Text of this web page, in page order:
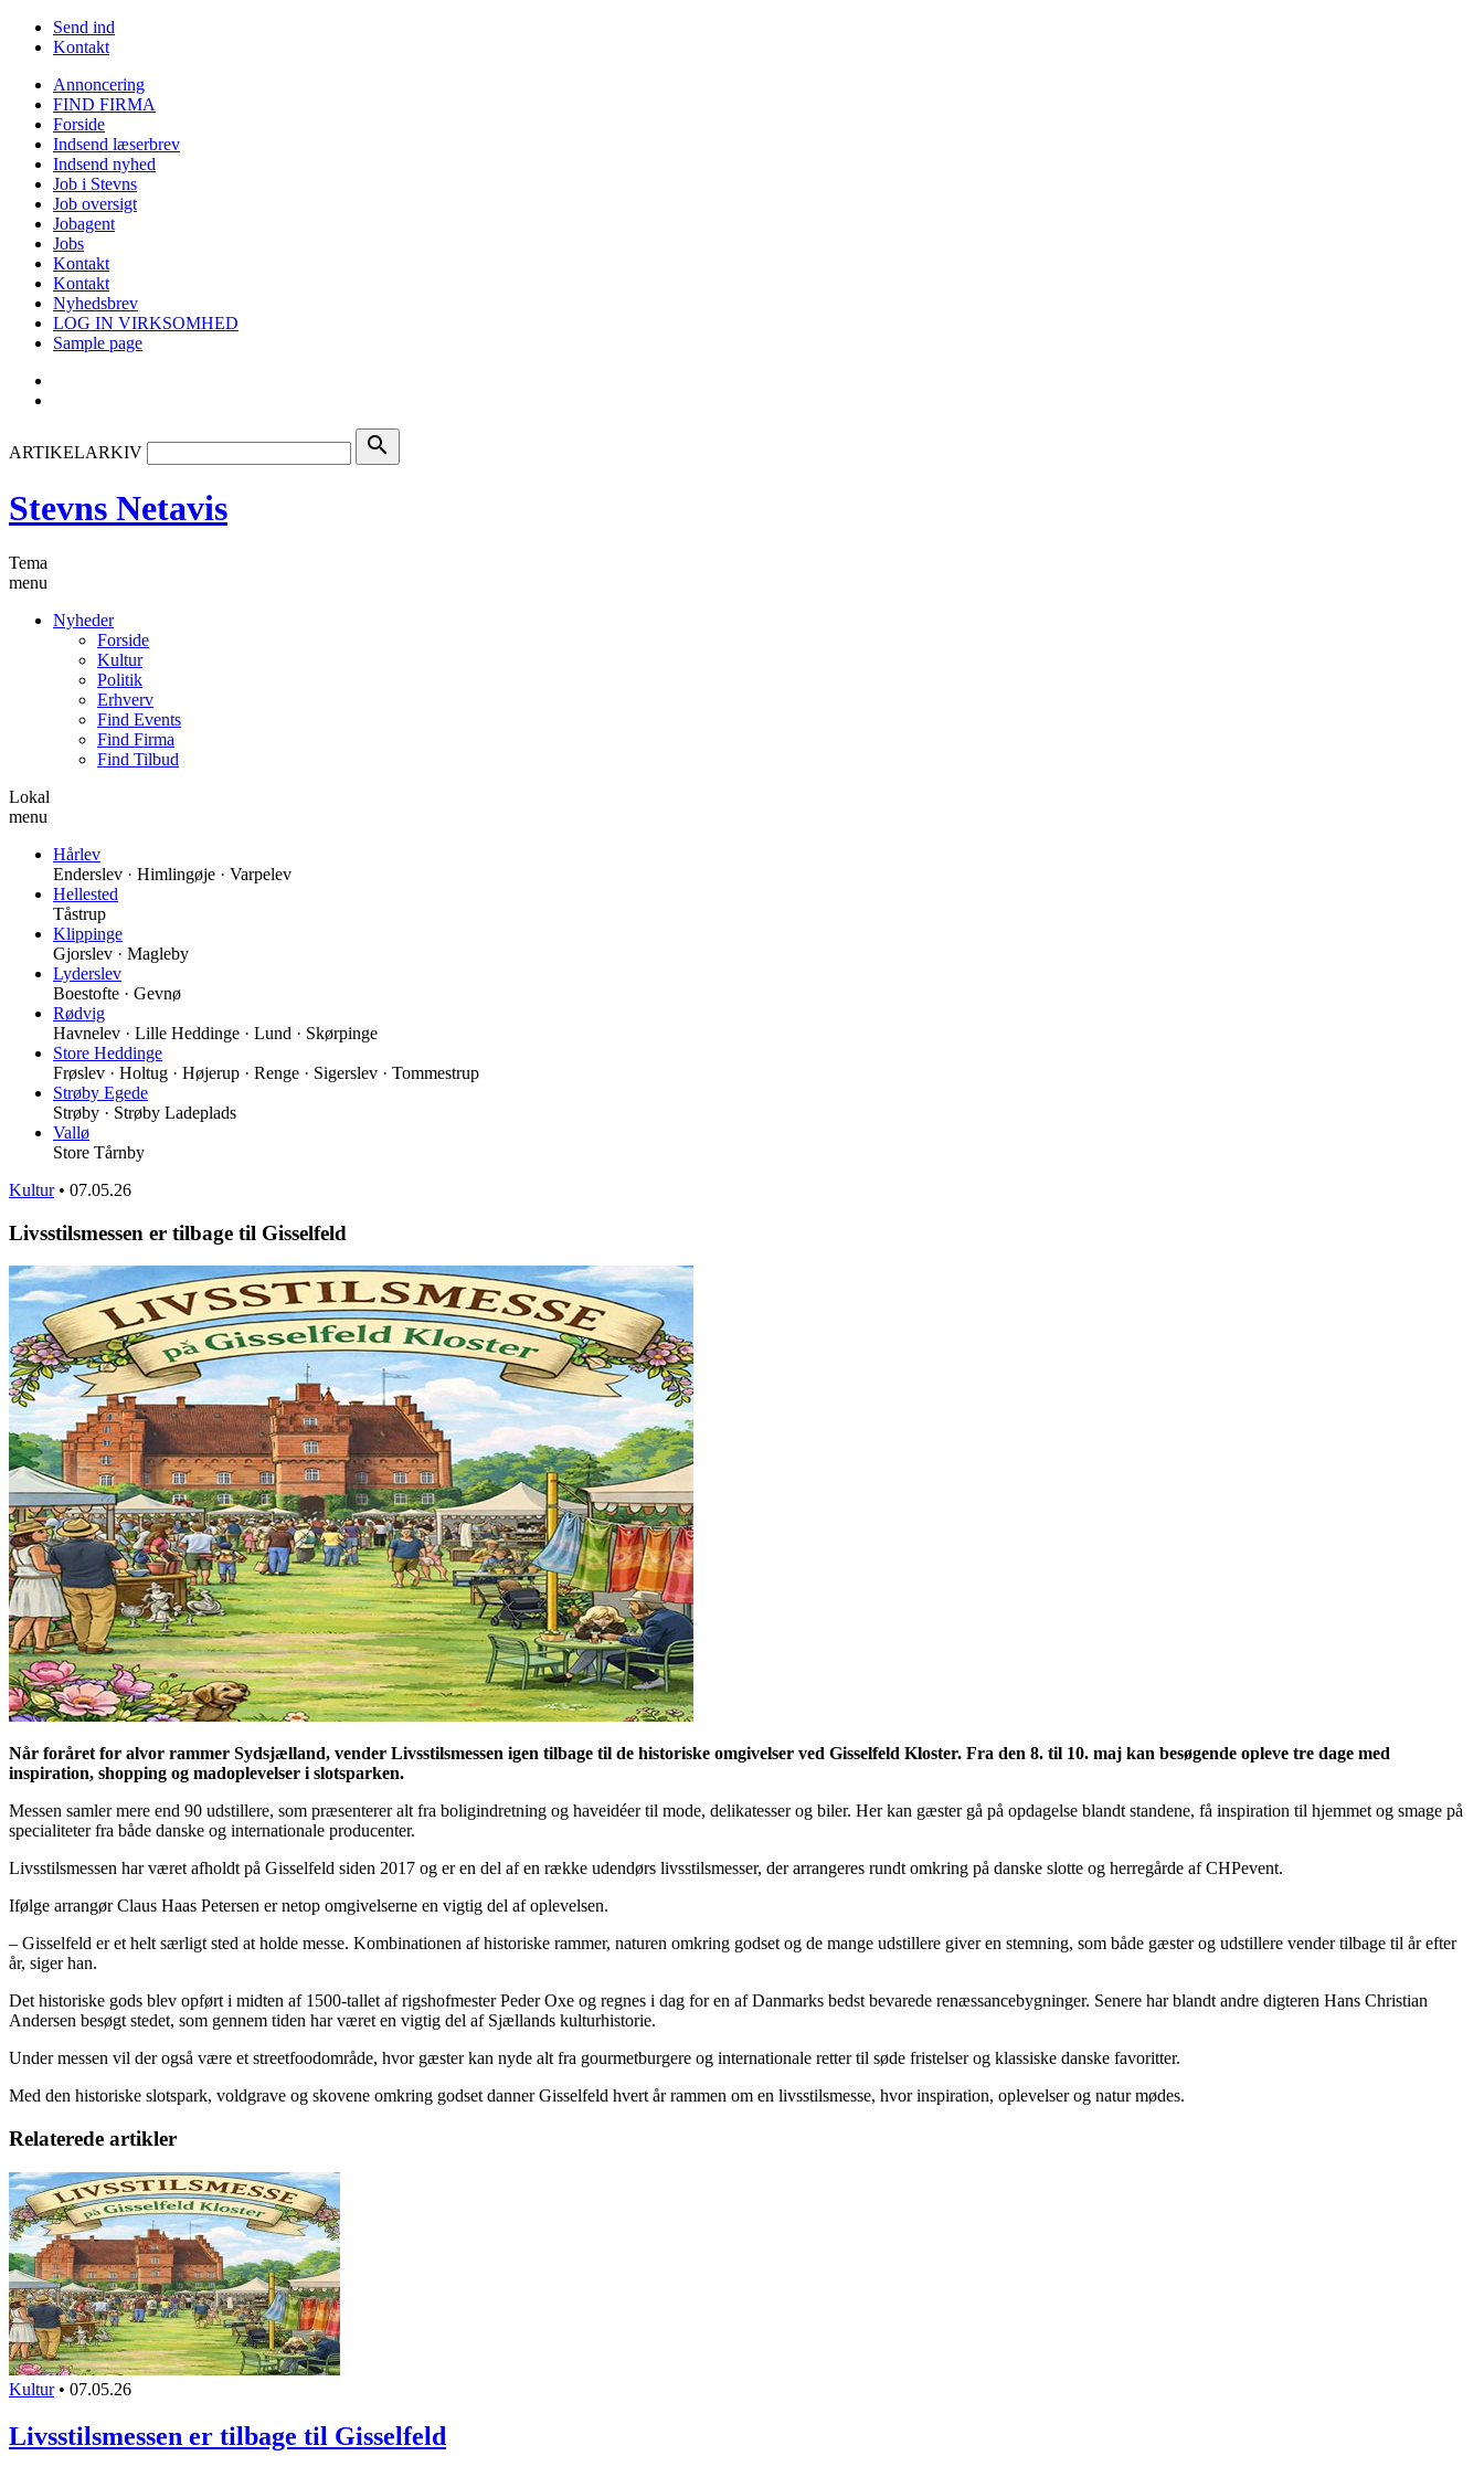
Send ind
Kontakt
Annoncering
FIND FIRMA
Forside
Indsend læserbrev
Indsend nyhed
Job i Stevns
Job oversigt
Jobagent
Jobs
Kontakt
Kontakt
Nyhedsbrev
LOG IN VIRKSOMHED
Sample page
ARTIKELARKIV search
Stevns Netavis
Tema
menu
Nyheder
Forside
Kultur
Politik
Erhverv
Find Events
Find Firma
Find Tilbud
Lokal
menu
Hårlev
Enderslev · Himlingøje · Varpelev
Hellested
Tåstrup
Klippinge
Gjorslev · Magleby
Lyderslev
Boestofte · Gevnø
Rødvig
Havnelev · Lille Heddinge · Lund · Skørpinge
Store Heddinge
Frøslev · Holtug · Højerup · Renge · Sigerslev · Tommestrup
Strøby Egede
Strøby · Strøby Ladeplads
Vallø
Store Tårnby
Kultur • 07.05.26
Livsstilsmessen er tilbage til Gisselfeld
Når foråret for alvor rammer Sydsjælland, vender Livsstilsmessen igen tilbage til de historiske omgivelser ved Gisselfeld Kloster. Fra den 8. til 10. maj kan besøgende opleve tre dage med
inspiration, shopping og madoplevelser i slotsparken.
Messen samler mere end 90 udstillere, som præsenterer alt fra boligindretning og haveidéer til mode, delikatesser og biler. Her kan gæster gå på opdagelse blandt standene, få inspiration til hjemmet og smage på
specialiteter fra både danske og internationale producenter.
Livsstilsmessen har været afholdt på Gisselfeld siden 2017 og er en del af en række udendørs livsstilsmesser, der arrangeres rundt omkring på danske slotte og herregårde af CHPevent.
Ifølge arrangør Claus Haas Petersen er netop omgivelserne en vigtig del af oplevelsen.
– Gisselfeld er et helt særligt sted at holde messe. Kombinationen af historiske rammer, naturen omkring godset og de mange udstillere giver en stemning, som både gæster og udstillere vender tilbage til år efter
år, siger han.
Det historiske gods blev opført i midten af 1500-tallet af rigshofmester Peder Oxe og regnes i dag for en af Danmarks bedst bevarede renæssancebygninger. Senere har blandt andre digteren Hans Christian
Andersen besøgt stedet, som gennem tiden har været en vigtig del af Sjællands kulturhistorie.
Under messen vil der også være et streetfoodområde, hvor gæster kan nyde alt fra gourmetburgere og internationale retter til søde fristelser og klassiske danske favoritter.
Med den historiske slotspark, voldgrave og skovene omkring godset danner Gisselfeld hvert år rammen om en livsstilsmesse, hvor inspiration, oplevelser og natur mødes.
Relaterede artikler
Kultur • 07.05.26
Livsstilsmessen er tilbage til Gisselfeld